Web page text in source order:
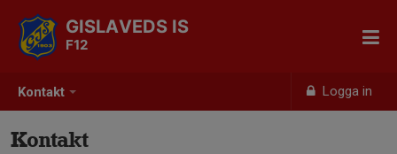
Kontakt Logga in
GISLAVEDS IS
F12
Kontakt